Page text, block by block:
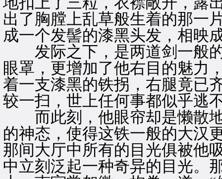
出了胸膛上乱草般生着的那一
成一个发髻的漆黑头发，相映
发际之下，是两道剑一般的
眼罩，更增加了他右目的魅力
着一支漆黑的铁拐，右腿竟已
较一扫，世上任何事都似乎逃
而此刻，他眼帘却是懒散地
的神态，使得这铁一般的大汉
那间大厅中所有的目光俱被他
中立刻泛起一种奇异的目光。